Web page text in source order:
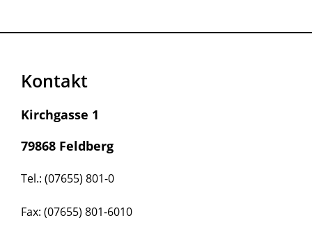
Kontakt
Kirchgasse 1
79868 Feldberg
Tel.: (07655) 801-0
Fax: (07655) 801-6010